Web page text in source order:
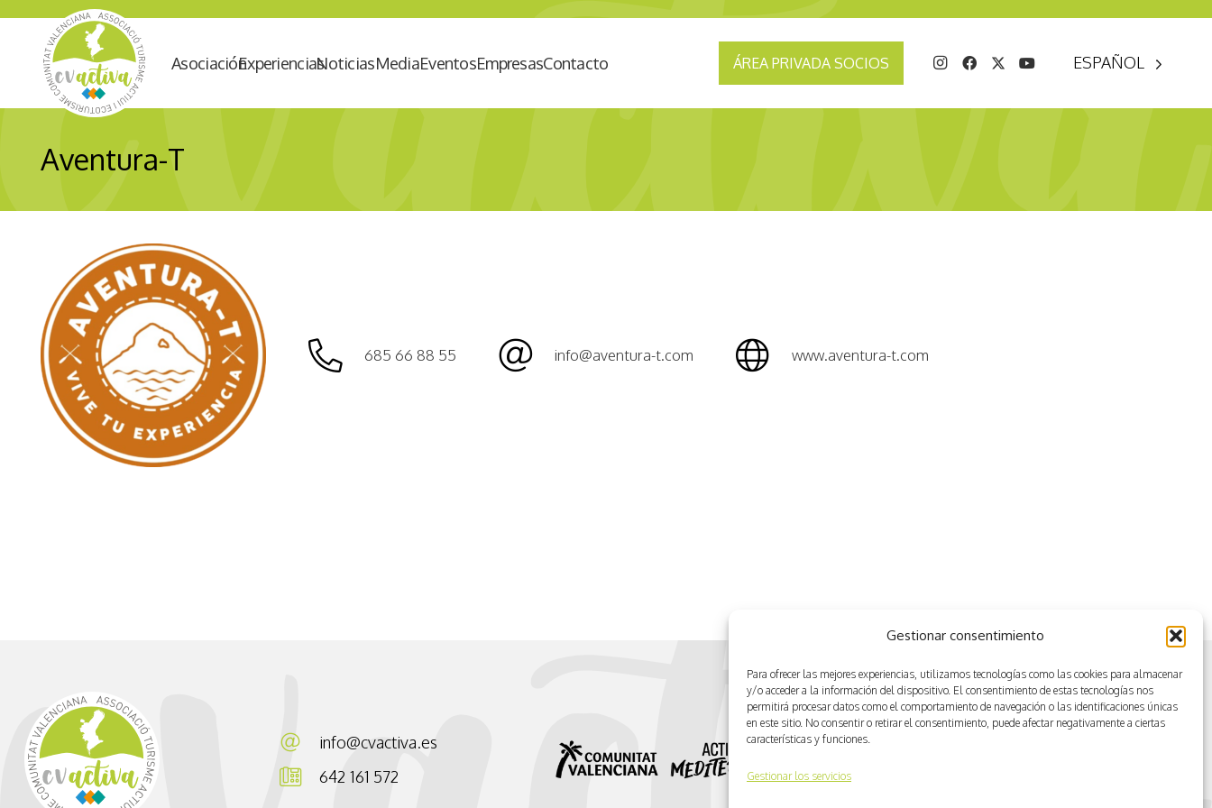
Gestionar consentimiento
Para ofrecer las mejores experiencias, utilizamos tecnologías como las cookies para almacenar
y/o acceder a la información del dispositivo. El consentimiento de estas tecnologías nos
permitirá procesar datos como el comportamiento de navegación o las identificaciones únicas
en este sitio. No consentir o retirar el consentimiento, puede afectar negativamente a ciertas
características y funciones.
Gestionar los servicios
AsociaciónExperienciasNoticiasMediaEventosEmpresasContacto ÁREA PRIVADA SOCIOS ESPAÑOL
Aventura-T
685 66 88 55 info@aventura-t.com www.aventura-t.com
info@cvactiva.es
642 161 572